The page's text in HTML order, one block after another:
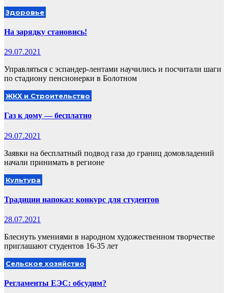
Здоровье
На зарядку становись!
29.07.2021
Управляться с эспандер-лентами научились и посчитали шаги
по стадиону пенсионерки в Болотном
ЖКХ и Строительство
Газ к дому — бесплатно
29.07.2021
Заявки на бесплатный подвод газа до границ домовладений
начали принимать в регионе
Культура
Традиции напоказ: конкурс для студентов
28.07.2021
Блеснуть умениями в народном художественном творчестве
приглашают студентов 16-35 лет
Сельское хозяйство
Регламенты ЕЭС: обсудим?